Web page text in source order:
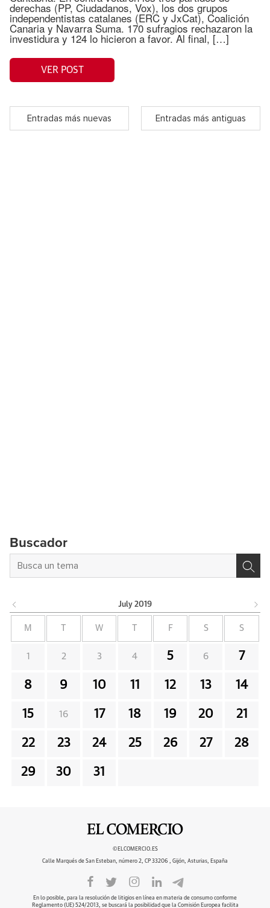
derechas (PP, Ciudadanos, Vox), los dos grupos
independentistas catalanes (ERC y JxCat), Coalición
Canaria y Navarra Suma. 170 sufragios rechazaron la
investidura y 124 lo hicieron a favor. Al final, […]
VER POST
Entradas más nuevas Entradas más antiguas
Buscador
July 2019
M W F S S
1 2 3 4 5 6 7
8 9 10 11 12 13 14
15 16 17 18 19 20 21
22 23 24 25 26 27 28
29 30 31
©ELCOMERCIO.ES
Calle Marqués de San Esteban, número 2, CP 33206 , Gijón, Asturias, España
En lo posible, para la resolución de litigios en línea en materia de consumo conforme
Reglamento (UE) 524/2013, se buscará la posibilidad que la Comisión Europea facilita